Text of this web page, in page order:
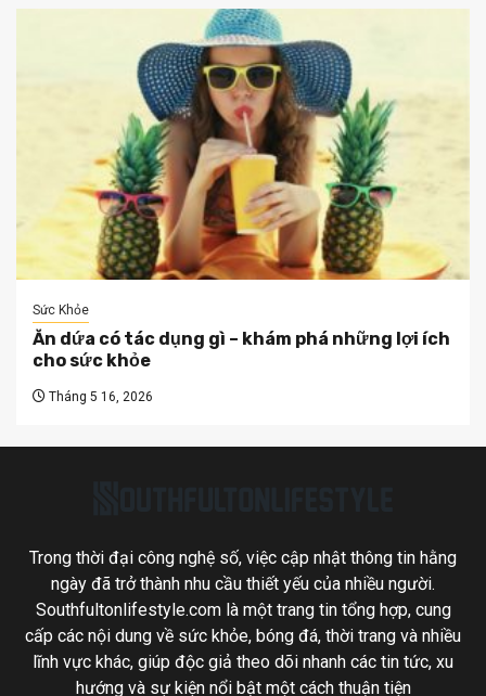
Sức Khỏe
Ăn dứa có tác dụng gì – khám phá những lợi ích
cho sức khỏe
Tháng 5 16, 2026
Trong thời đại công nghệ số, việc cập nhật thông tin hằng
ngày đã trở thành nhu cầu thiết yếu của nhiều người.
Southfultonlifestyle.com là một trang tin tổng hợp, cung
cấp các nội dung về sức khỏe, bóng đá, thời trang và nhiều
lĩnh vực khác, giúp độc giả theo dõi nhanh các tin tức, xu
hướng và sự kiện nổi bật một cách thuận tiện